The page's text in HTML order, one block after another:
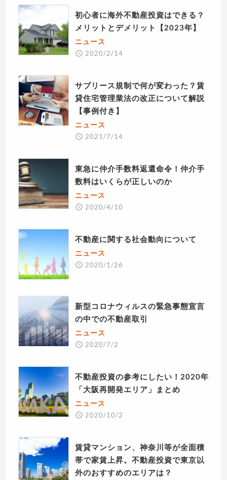
初心者に海外不動産投資はできる？
メリットとデメリット【2023年】
ニュース
2020/2/14
サブリース規制で何が変わった？賃
貸住宅管理業法の改正について解説
【事例付き】
ニュース
2021/7/14
東急に仲介手数料返還命令！仲介手
数料はいくらが正しいのか
ニュース
2020/4/10
不動産に関する社会動向について
ニュース
2020/1/26
新型コロナウィルスの緊急事態宣言
の中での不動産取引
ニュース
2020/7/2
不動産投資の参考にしたい！2020年
「大阪再開発エリア」まとめ
ニュース
2020/10/2
賃貸マンション、神奈川等が全面積
帯で家賃上昇。不動産投資で東京以
外のおすすめのエリアは？